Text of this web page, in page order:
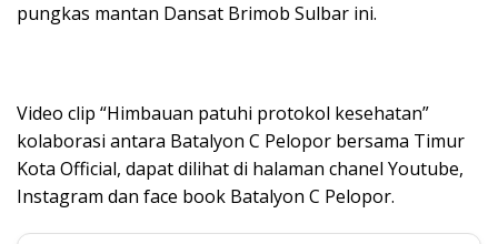
pungkas mantan Dansat Brimob Sulbar ini.
Video clip “Himbauan patuhi protokol kesehatan”
kolaborasi antara Batalyon C Pelopor bersama Timur
Kota Official, dapat dilihat di halaman chanel Youtube,
Instagram dan face book Batalyon C Pelopor.